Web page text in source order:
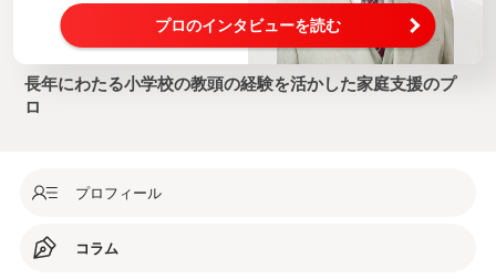
プロのインタビューを読む
長年にわたる小学校の教頭の経験を活かした家庭支援のプ
ロ
プロフィール
コラム